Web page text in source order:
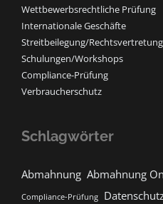
Wettbewerbsrechtliche Prüfung
Internationale Geschäfte
Streitbeilegung/Rechtsvertretung
Schulungen/Workshops
Compliance-Prüfung
Verbraucherschutz
Schlagwörter
Abmahnung Abmahnung
Compliance-Prüfung